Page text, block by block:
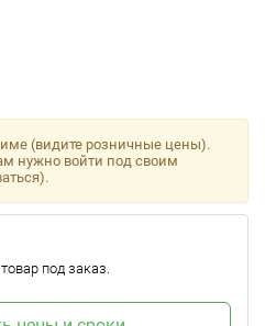
(видите розничные цены).
нужно войти под своим
под заказ.